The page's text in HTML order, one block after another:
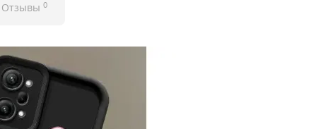
Отзывы 0